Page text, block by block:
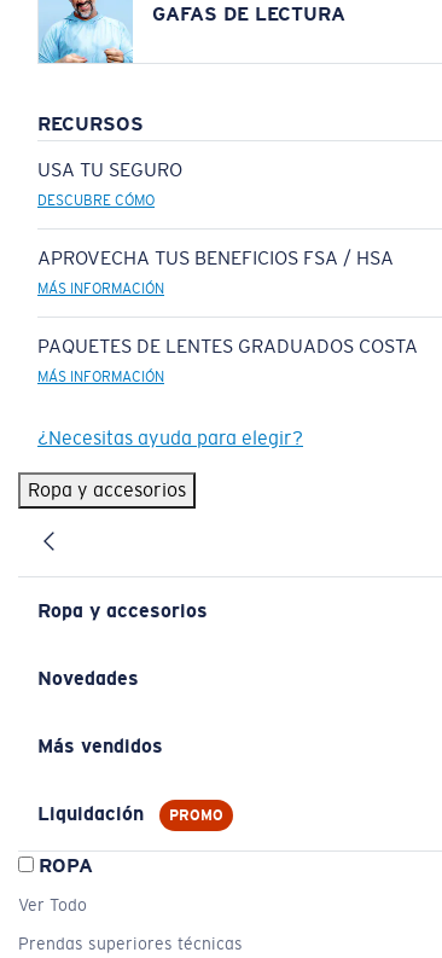
GAFAS DE LECTURA
RECURSOS
USA TU SEGURO
DESCUBRE CÓMO
APROVECHA TUS BENEFICIOS FSA / HSA
MÁS INFORMACIÓN
PAQUETES DE LENTES GRADUADOS COSTA
MÁS INFORMACIÓN
¿Necesitas ayuda para elegir?
Ropa y accesorios
Ropa y accesorios
Novedades
Más vendidos
Liquidación PROMO
ROPA
Ver Todo
Prendas superiores técnicas